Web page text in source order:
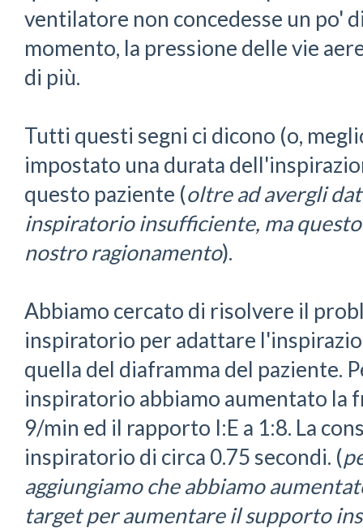
ventilatore non concedesse un po'
momento, la pressione delle vie
di più.
Tutti questi segni ci dicono (o,
impostato una durata
questo paziente (oltre ad avergli
inspiratorio insufficiente, ma
nostro ragionamento).
Abbiamo cercato di risolvere il
inspiratorio per adattare
quella del diaframma del paziente.
inspiratorio abbiamo aumentato la
9/min ed il rapporto I:E a 1:8. La
inspiratorio di circa 0.75 secondi. (
aggiungiamo che abbiamo
target per aumentare il supporto